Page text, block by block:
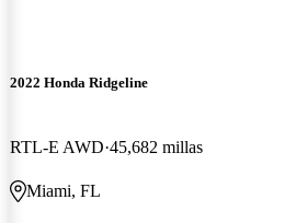
2022 Honda Ridgeline
RTL-E AWD 45,682 millas
Miami, FL